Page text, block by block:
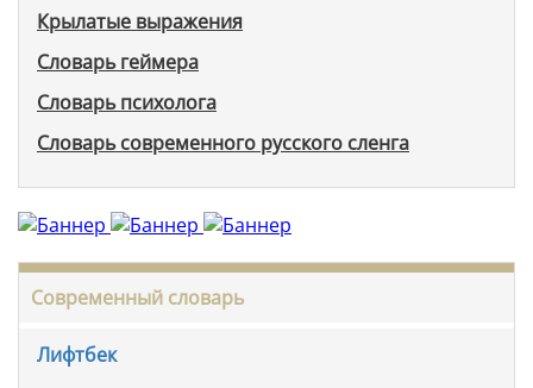
Крылатые выражения
Словарь геймера
Словарь психолога
Словарь современного русского сленга
Современный словарь
Лифтбек